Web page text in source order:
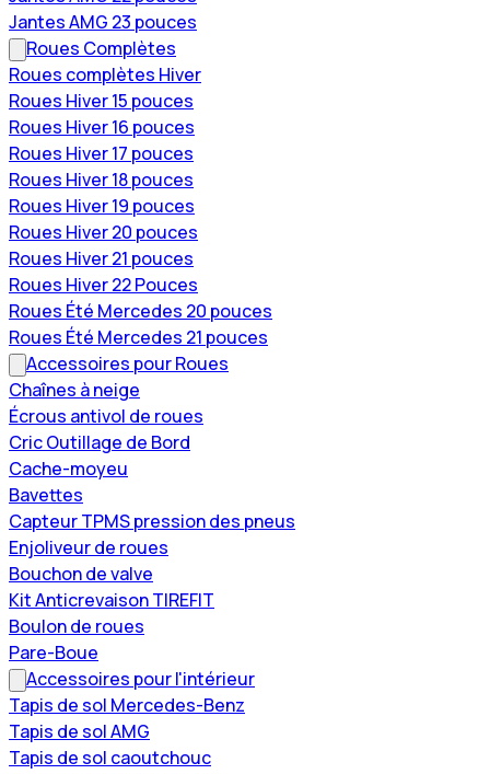
Jantes AMG 23 pouces
Roues Complètes
Roues complètes Hiver
Roues Hiver 15 pouces
Roues Hiver 16 pouces
Roues Hiver 17 pouces
Roues Hiver 18 pouces
Roues Hiver 19 pouces
Roues Hiver 20 pouces
Roues Hiver 21 pouces
Roues Hiver 22 Pouces
Roues Été Mercedes 20 pouces
Roues Été Mercedes 21 pouces
Accessoires pour Roues
Chaînes à neige
Écrous antivol de roues
Cric Outillage de Bord
Cache-moyeu
Bavettes
Capteur TPMS pression des pneus
Enjoliveur de roues
Bouchon de valve
Kit Anticrevaison TIREFIT
Boulon de roues
Pare-Boue
Accessoires pour l'intérieur
Tapis de sol Mercedes-Benz
Tapis de sol AMG
Tapis de sol caoutchouc